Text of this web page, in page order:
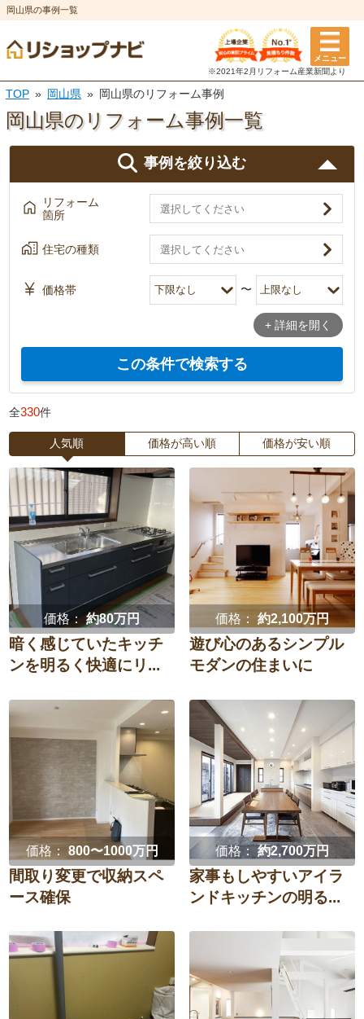
岡山県の事例一覧
メニュー
※2021年2月リフォーム産業新聞より
TOP 岡山県 岡山県のリフォーム事例
岡山県のリフォーム事例一覧
事例を絞り込む
リフォーム
箇所
住宅の種類
価格帯 〜
+ 詳細を開く
リフォーム箇所
※複数選択可
キッチン
洗面所
屋根塗装・
屋根
エクステリア・
外構
ガーデニング
バルコニー
ウッドデッキ
テラス・
サンルーム
カーポート・
ガレージ
オーニング
洋室（子供部屋・
和室
階段
玄関 エントランス
家全体・
リノベーション
選択を全て解除
住宅の種類
※複数選択可
一戸建て
マンション・
アパート
選択を全て解除
決定
※複数選択可
5年以内 6〜10年
16〜20年
21〜25年 26年以上
選択を全て解除
決定
※複数選択可
狭小住宅 低予算リフォーム
介護・バリアフリー ペットと暮らす
二世帯住宅 エコ住宅
自然素材 収納力アップ
オール電化 エコキュート
おしゃれ・デザインにこ
だわった
耐震 大家さんの賃貸物件改装
間取り変更・スケルトン 水回り3点セット
水回り4点セット LDKリフォーム
子ども部屋 和室を洋室に
寝室 窓
壁紙 家族団らん重視
在宅ワーク 趣味部屋
増築・減築
防水・雨漏り対策 子どもの成長に合わせて
子ども独立後 定年を機に
結婚を機に
選択を全て解除
決定
この条件で検索する
全330件
人気順 価格が高い順 価格が安い順
価格：約80万円
暗く感じていたキッチ
ンを明るく快適にリ...
価格： 約2,100万円
遊び心のあるシンプル
モダンの住まいに
価格：800〜1000万円
間取り変更で収納スペ
ース確保
価格：約2,700万円
家事もしやすいアイラ
ンドキッチンの明る...